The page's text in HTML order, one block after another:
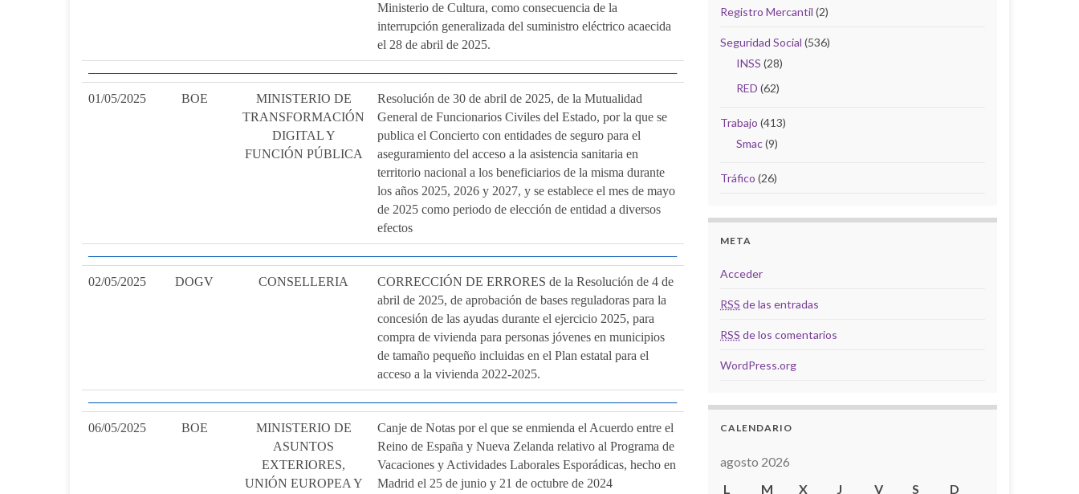
Ministerio de Cultura, como consecuencia de la
interrupción generalizada del suministro eléctrico acaecida
el 28 de abril de 2025.
01/05/2025 BOE
MINISTERIO DE
TRANSFORMACIÓN
DIGITAL Y
FUNCIÓN PÚBLICA
Resolución de 30 de abril de 2025, de la Mutualidad
General de Funcionarios Civiles del Estado, por la que se
publica el Concierto con entidades de seguro para el
aseguramiento del acceso a la asistencia sanitaria en
territorio nacional a los beneficiarios de la misma durante
los años 2025, 2026 y 2027, y se establece el mes de mayo
de 2025 como periodo de elección de entidad a diversos
efectos
02/05/2025 DOGV CONSELLERIA
CORRECCIÓN DE ERRORES de la Resolución de 4 de
abril de 2025, de aprobación de bases reguladoras para la
concesión de las ayudas durante el ejercicio 2025, para
compra de vivienda para personas jóvenes en municipios
de tamaño pequeño incluidas en el Plan estatal para el
acceso a la vivienda 2022-2025.
06/05/2025 BOE
MINISTERIO DE
ASUNTOS
EXTERIORES,
UNIÓN EUROPEA Y
Canje de Notas por el que se enmienda el Acuerdo entre el
Reino de España y Nueva Zelanda relativo al Programa de
Vacaciones y Actividades Laborales Esporádicas, hecho en
Madrid el 25 de junio y 21 de octubre de 2024
Registro Mercantil (2)
Seguridad Social (536)
INSS (28)
RED (62)
Trabajo (413)
Smac(9)
Tráfico (26)
META
Acceder
RSS de las entradas
RSS de los comentarios
WordPress.org
CALENDARIO
agosto 2026
L
M X J V S D